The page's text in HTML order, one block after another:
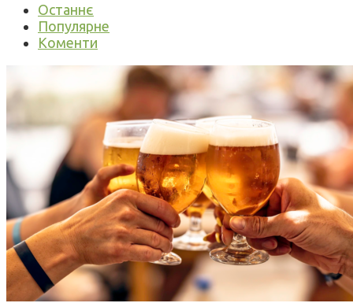
Останнє
Популярне
Коменти